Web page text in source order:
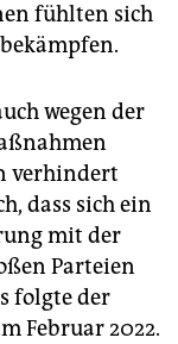
fühlten sich
wegen der
verhindert
dass sich ein
mit der
Parteien
folgte der
Februar 2022.